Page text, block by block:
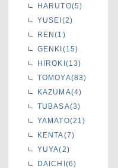
HARUTO(5)
YUSEI(2)
REN(1)
GENKI(15)
HIROKI(13)
TOMOYA(83)
KAZUMA(4)
TUBASA(3)
YAMATO(21)
KENTA(7)
YUYA(2)
DAICHI(6)